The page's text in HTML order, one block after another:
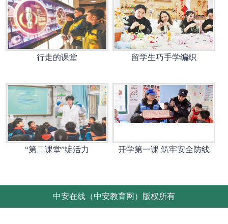
行走的课堂 留学生巧手学编织
“第二课堂”绽活力 开学第一课 筑牢安全防线
中安在线（中安教育网）版权所有